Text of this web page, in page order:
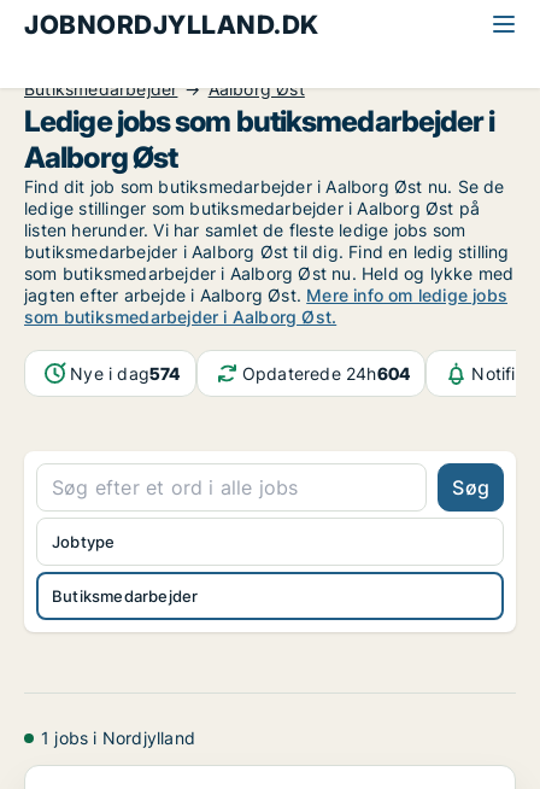
JOBNORDJYLLAND.DK
Butiksmedarbejder
Aalborg Øst
Ledige jobs som butiksmedarbejder i
Aalborg Øst
Find dit job som butiksmedarbejder i Aalborg Øst nu. Se de
ledige stillinger som butiksmedarbejder i Aalborg Øst på
listen herunder. Vi har samlet de fleste ledige jobs som
butiksmedarbejder i Aalborg Øst til dig. Find en ledig stilling
som butiksmedarbejder i Aalborg Øst nu. Held og lykke med
jagten efter arbejde i Aalborg Øst. Mere info om ledige jobs
som butiksmedarbejder i Aalborg Øst.
Nye i dag574 Opdaterede 24h604
Søg
Butiksmedarbejder
Jobtype
1 jobs i Nordjylland
Butiksmedarbejder i Aalborg Øst